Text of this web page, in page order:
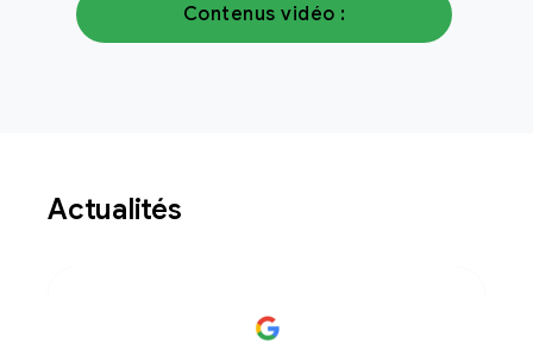
Contenus vidéo :
Actualités